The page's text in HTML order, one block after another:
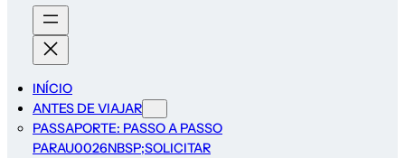
INÍCIO
ANTES DE VIAJAR
PASSAPORTE: PASSO A PASSO
PARAU0026NBSP;SOLICITAR